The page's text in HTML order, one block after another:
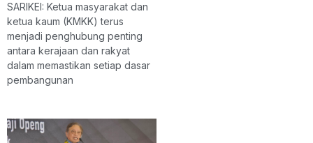
SARIKEI: Ketua masyarakat dan
ketua kaum (KMKK) terus
menjadi penghubung penting
antara kerajaan dan rakyat
dalam memastikan setiap dasar
pembangunan